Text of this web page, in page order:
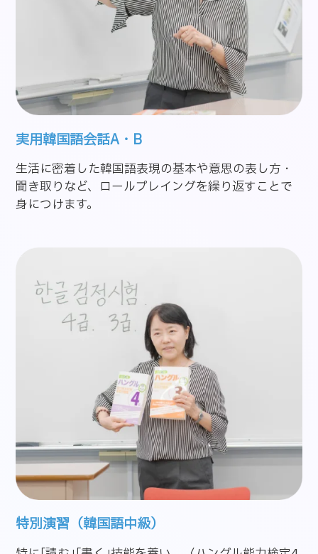
実用韓国語会話A・B
生活に密着した韓国語表現の基本や意思の表し方・
聞き取りなど、ロールプレイングを繰り返すことで
身につけます。
特別演習（韓国語中級）